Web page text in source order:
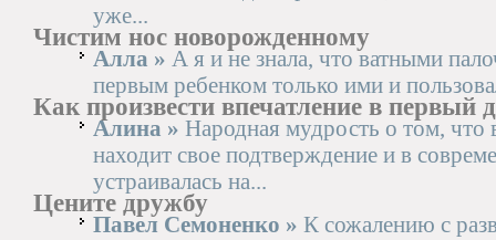
уже...
Чистим нос новорожденному
Алла » А я и не знала, что ватными
первым ребенком только ими и
Как произвести впечатление в первый
Алина » Народная мудрость о том, что
находит свое подтверждение и в
устраивалась на...
Цените дружбу
Павел Семоненко » К сожалению с